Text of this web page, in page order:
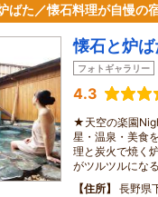
ばた／懐石料理が自慢の
懐石と炉
フォトギャラリー
4.3
★天空の楽園
星・温泉・美食
理と炭火で焼く
がツルツルにな
住所
長野県